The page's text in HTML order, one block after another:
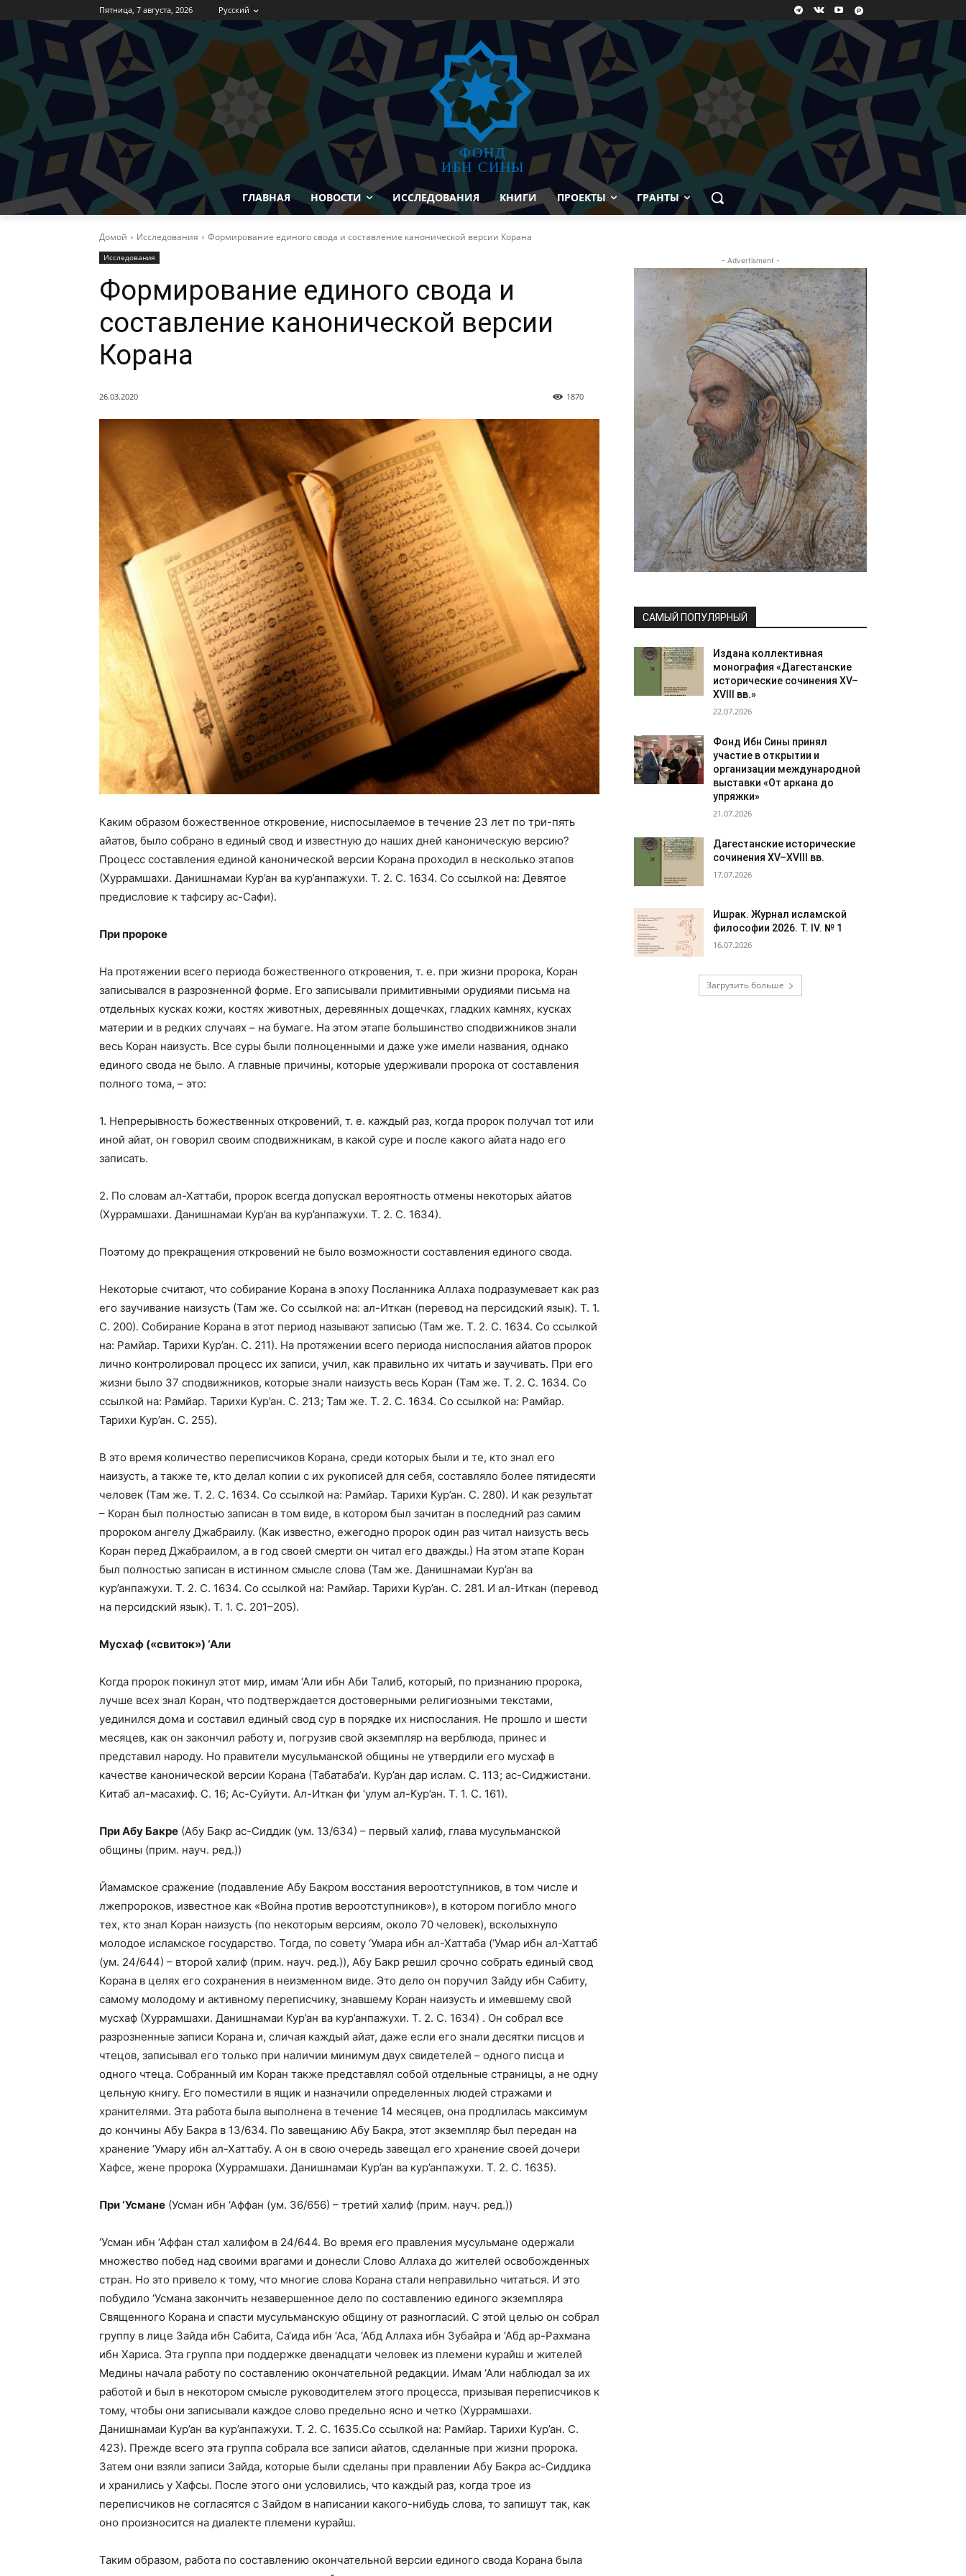
Пятница, 7 августа, 2026 Русский
ФОНД
ИБН СИНЫ
ГЛАВНАЯ НОВОСТИ ИССЛЕДОВАНИЯ КНИГИ ПРОЕКТЫ ГРАНТЫ
Домой Исследования Формирование единого свода и составление канонической версии Корана
Исследования
Формирование единого свода и
составление канонической версии
Корана
26.03.2020 1870
Каким образом божественное откровение, ниспосылаемое в течение 23 лет по три-пять
айатов, было собрано в единый свод и известную до наших дней каноническую версию?
Процесс составления единой канонической версии Корана проходил в несколько этапов
(Хуррамшахи. Данишнамаи Кур’ан ва кур’анпажухи. Т. 2. С. 1634. Со ссылкой на: Девятое
предисловие к тафсиру ас-Сафи).
При пророке
На протяжении всего периода божественного откровения, т. е. при жизни пророка, Коран
записывался в разрозненной форме. Его записывали примитивными орудиями письма на
отдельных кусках кожи, костях животных, деревянных дощечках, гладких камнях, кусках
материи и в редких случаях – на бумаге. На этом этапе большинство сподвижников знали
весь Коран наизусть. Все суры были полноценными и даже уже имели названия, однако
единого свода не было. А главные причины, которые удерживали пророка от составления
полного тома, – это:
1. Непрерывность божественных откровений, т. е. каждый раз, когда пророк получал тот или
иной айат, он говорил своим сподвижникам, в какой суре и после какого айата надо его
записать.
2. По словам ал-Хаттаби, пророк всегда допускал вероятность отмены некоторых айатов
(Хуррамшахи. Данишнамаи Кур’ан ва кур’анпажухи. Т. 2. С. 1634).
Поэтому до прекращения откровений не было возможности составления единого свода.
Некоторые считают, что собирание Корана в эпоху Посланника Аллаха подразумевает как раз
его заучивание наизусть (Там же. Со ссылкой на: ал-Иткан (перевод на персидский язык). Т. 1.
С. 200). Собирание Корана в этот период называют записью (Там же. Т. 2. С. 1634. Со ссылкой
на: Рамйар. Тарихи Кур’ан. С. 211). На протяжении всего периода ниспослания айатов пророк
лично контролировал процесс их записи, учил, как правильно их читать и заучивать. При его
жизни было 37 сподвижников, которые знали наизусть весь Коран (Там же. Т. 2. С. 1634. Со
ссылкой на: Рамйар. Тарихи Кур’ан. С. 213; Там же. Т. 2. С. 1634. Со ссылкой на: Рамйар.
Тарихи Кур’ан. С. 255).
В это время количество переписчиков Корана, среди которых были и те, кто знал его
наизусть, а также те, кто делал копии с их рукописей для себя, составляло более пятидесяти
человек (Там же. Т. 2. С. 1634. Со ссылкой на: Рамйар. Тарихи Кур’ан. С. 280). И как результат
– Коран был полностью записан в том виде, в котором был зачитан в последний раз самим
пророком ангелу Джабраилу. (Как известно, ежегодно пророк один раз читал наизусть весь
Коран перед Джабраилом, а в год своей смерти он читал его дважды.) На этом этапе Коран
был полностью записан в истинном смысле слова (Там же. Данишнамаи Кур’ан ва
кур’анпажухи. Т. 2. С. 1634. Со ссылкой на: Рамйар. Тарихи Кур’ан. С. 281. И ал-Иткан (перевод
на персидский язык). Т. 1. С. 201–205).
Мусхаф («свиток») ‘Али
Когда пророк покинул этот мир, имам ‘Али ибн Аби Талиб, который, по признанию пророка,
лучше всех знал Коран, что подтверждается достоверными религиозными текстами,
уединился дома и составил единый свод сур в порядке их ниспослания. Не прошло и шести
месяцев, как он закончил работу и, погрузив свой экземпляр на верблюда, принес и
представил народу. Но правители мусульманской общины не утвердили его мусхаф в
качестве канонической версии Корана (Табатаба’и. Кур’ан дар ислам. С. 113; ас-Сиджистани.
Китаб ал-масахиф. С. 16; Ас-Суйути. Ал-Иткан фи ‘улум ал-Кур’ан. Т. 1. С. 161).
При Абу Бакре (Абу Бакр ас-Сиддик (ум. 13/634) – первый халиф, глава мусульманской
общины (прим. науч. ред.))
Йамамское сражение (подавление Абу Бакром восстания вероотступников, в том числе и
лжепророков, известное как «Война против вероотступников»), в котором погибло много
тех, кто знал Коран наизусть (по некоторым версиям, около 70 человек), всколыхнуло
молодое исламское государство. Тогда, по совету ‘Умара ибн ал-Хаттаба (‘Умар ибн ал-Хаттаб
(ум. 24/644) – второй халиф (прим. науч. ред.)), Абу Бакр решил срочно собрать единый свод
Корана в целях его сохранения в неизменном виде. Это дело он поручил Зайду ибн Сабиту,
самому молодому и активному переписчику, знавшему Коран наизусть и имевшему свой
мусхаф (Хуррамшахи. Данишнамаи Кур’ан ва кур’анпажухи. Т. 2. С. 1634) . Он собрал все
разрозненные записи Корана и, сличая каждый айат, даже если его знали десятки писцов и
чтецов, записывал его только при наличии минимум двух свидетелей – одного писца и
одного чтеца. Собранный им Коран также представлял собой отдельные страницы, а не одну
цельную книгу. Его поместили в ящик и назначили определенных людей стражами и
хранителями. Эта работа была выполнена в течение 14 месяцев, она продлилась максимум
до кончины Абу Бакра в 13/634. По завещанию Абу Бакра, этот экземпляр был передан на
хранение ‘Умару ибн ал-Хаттабу. А он в свою очередь завещал его хранение своей дочери
Хафсе, жене пророка (Хуррамшахи. Данишнамаи Кур’ан ва кур’анпажухи. Т. 2. С. 1635).
При ‘Усмане (Усман ибн ‘Аффан (ум. 36/656) – третий халиф (прим. науч. ред.))
‘Усман ибн ‘Аффан стал халифом в 24/644. Во время его правления мусульмане одержали
множество побед над своими врагами и донесли Слово Аллаха до жителей освобожденных
стран. Но это привело к тому, что многие слова Корана стали неправильно читаться. И это
побудило ‘Усмана закончить незавершенное дело по составлению единого экземпляра
Священного Корана и спасти мусульманскую общину от разногласий. С этой целью он собрал
группу в лице Зайда ибн Сабита, Са‘ида ибн ‘Аса, ‘Абд Аллаха ибн Зубайра и ‘Абд ар-Рахмана
ибн Хариса. Эта группа при поддержке двенадцати человек из племени курайш и жителей
Медины начала работу по составлению окончательной редакции. Имам ‘Али наблюдал за их
работой и был в некотором смысле руководителем этого процесса, призывая переписчиков к
тому, чтобы они записывали каждое слово предельно ясно и четко (Хуррамшахи.
Данишнамаи Кур’ан ва кур’анпажухи. Т. 2. С. 1635.Со ссылкой на: Рамйар. Тарихи Кур’ан. С.
423). Прежде всего эта группа собрала все записи айатов, сделанные при жизни пророка.
Затем они взяли записи Зайда, которые были сделаны при правлении Абу Бакра ас-Сиддика
и хранились у Хафсы. После этого они условились, что каждый раз, когда трое из
переписчиков не согласятся с Зайдом в написании какого-нибудь слова, то запишут так, как
оно произносится на диалекте племени курайш.
Таким образом, работа по составлению окончательной версии единого свода Корана была
- Advertisment -
САМЫЙ ПОПУЛЯРНЫЙ
Издана коллективная
монография «Дагестанские
исторические сочинения XV–
XVIII вв.»
22.07.2026
Фонд Ибн Сины принял
участие в открытии и
организации международной
выставки «От аркана до
упряжки»
21.07.2026
Дагестанские исторические
сочинения XV–XVIII вв.
17.07.2026
Ишрак. Журнал исламской
философии 2026. Т. IV. № 1
16.07.2026
Загрузить больше